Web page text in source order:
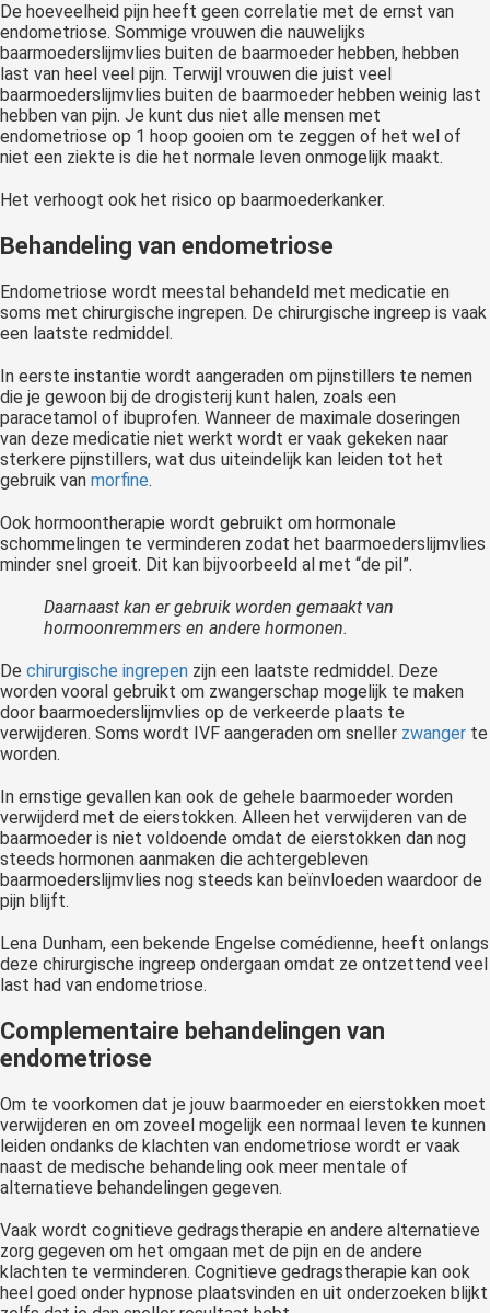
De hoeveelheid pijn heeft geen correlatie met de ernst van
endometriose. Sommige vrouwen die nauwelijks
baarmoederslijmvlies buiten de baarmoeder hebben, hebben
last van heel veel pijn. Terwijl vrouwen die juist veel
baarmoederslijmvlies buiten de baarmoeder hebben weinig last
hebben van pijn. Je kunt dus niet alle mensen met
endometriose op 1 hoop gooien om te zeggen of het wel of
niet een ziekte is die het normale leven onmogelijk maakt.
Het verhoogt ook het risico op baarmoederkanker.
Behandeling van endometriose
Endometriose wordt meestal behandeld met medicatie en
soms met chirurgische ingrepen. De chirurgische ingreep is vaak
een laatste redmiddel.
In eerste instantie wordt aangeraden om pijnstillers te nemen
die je gewoon bij de drogisterij kunt halen, zoals een
paracetamol of ibuprofen. Wanneer de maximale doseringen
van deze medicatie niet werkt wordt er vaak gekeken naar
sterkere pijnstillers, wat dus uiteindelijk kan leiden tot het
gebruik van morfine.
Ook hormoontherapie wordt gebruikt om hormonale
schommelingen te verminderen zodat het baarmoederslijmvlies
minder snel groeit. Dit kan bijvoorbeeld al met “de pil”.
Daarnaast kan er gebruik worden gemaakt van
hormoonremmers en andere hormonen.
De chirurgische ingrepen zijn een laatste redmiddel. Deze
worden vooral gebruikt om zwangerschap mogelijk te maken
door baarmoederslijmvlies op de verkeerde plaats te
verwijderen. Soms wordt IVF aangeraden om sneller zwanger te
worden.
In ernstige gevallen kan ook de gehele baarmoeder worden
verwijderd met de eierstokken. Alleen het verwijderen van de
baarmoeder is niet voldoende omdat de eierstokken dan nog
steeds hormonen aanmaken die achtergebleven
baarmoederslijmvlies nog steeds kan beïnvloeden waardoor de
pijn blijft.
Lena Dunham, een bekende Engelse comédienne, heeft onlangs
deze chirurgische ingreep ondergaan omdat ze ontzettend veel
last had van endometriose.
Complementaire behandelingen van
endometriose
Om te voorkomen dat je jouw baarmoeder en eierstokken moet
verwijderen en om zoveel mogelijk een normaal leven te kunnen
leiden ondanks de klachten van endometriose wordt er vaak
naast de medische behandeling ook meer mentale of
alternatieve behandelingen gegeven.
Vaak wordt cognitieve gedragstherapie en andere alternatieve
zorg gegeven om het omgaan met de pijn en de andere
klachten te verminderen. Cognitieve gedragstherapie kan ook
heel goed onder hypnose plaatsvinden en uit onderzoeken blijkt